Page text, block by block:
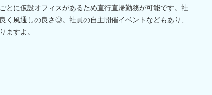
とに仮設オフィスがあるため直行直帰勤務が可能です。社
く風通しの良さ◎。社員の自主開催イベントなどもあり、
ますよ。